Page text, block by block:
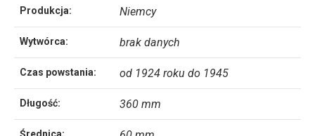
Produkcja: Niemcy
Wytwórca: brak danych
Czas powstania: od 1924 roku do 1945
Długość: 360 mm